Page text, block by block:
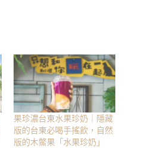
果珍濃台東水果珍奶｜隱藏
版的台東必喝手搖飲，自然
版的木鱉果「水果珍奶」